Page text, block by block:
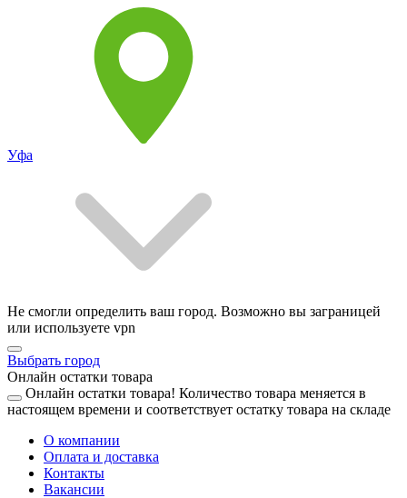
Уфа
Не смогли определить ваш город. Возможно вы заграницей
или используете vpn
Выбрать город
Онлайн остатки товара
Онлайн остатки товара! Количество товара меняется в
настоящем времени и соответствует остатку товара на складе
О компании
Оплата и доставка
Контакты
Вакансии